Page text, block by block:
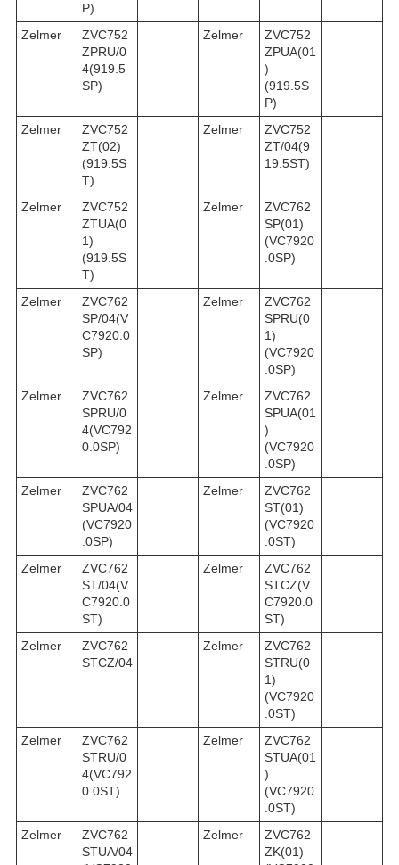
P)
Zelmer
ZVC752
ZPRU/0
4(919.5
SP)
Zelmer
ZVC752
ZPUA(01
)
(919.5S
P)
Zelmer
ZVC752
ZT(02)
(919.5S
T)
Zelmer
ZVC752
ZT/04(9
19.5ST)
Zelmer
ZVC752
ZTUA(0
1)
(919.5S
T)
Zelmer
ZVC762
SP(01)
(VC7920
.0SP)
Zelmer
ZVC762
SP/04(V
C7920.0
SP)
Zelmer
ZVC762
SPRU(0
1)
(VC7920
.0SP)
Zelmer
ZVC762
SPRU/0
4(VC792
0.0SP)
Zelmer
ZVC762
SPUA(01
)
(VC7920
.0SP)
Zelmer
ZVC762
SPUA/04
(VC7920
.0SP)
Zelmer
ZVC762
ST(01)
(VC7920
.0ST)
Zelmer
ZVC762
ST/04(V
C7920.0
ST)
Zelmer
ZVC762
STCZ(V
C7920.0
ST)
Zelmer
ZVC762
STCZ/04
Zelmer
ZVC762
STRU(0
1)
(VC7920
.0ST)
Zelmer
ZVC762
STRU/0
4(VC792
0.0ST)
Zelmer
ZVC762
STUA(01
)
(VC7920
.0ST)
Zelmer
ZVC762
STUA/04
Zelmer
ZVC762
ZK(01)